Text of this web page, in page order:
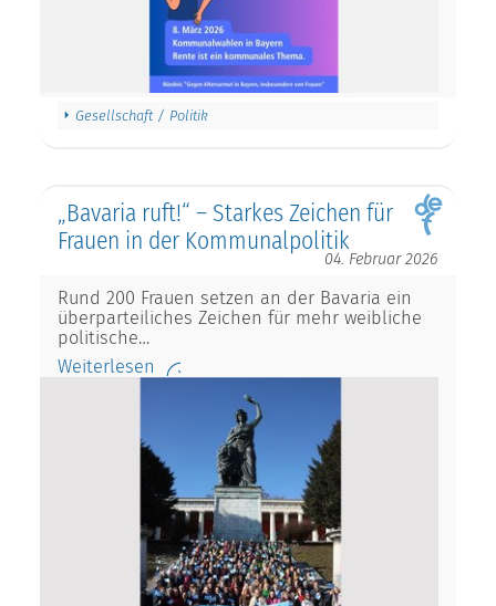
Gesellschaft / Politik
„Bavaria ruft!“ – Starkes Zeichen für
Frauen in der Kommunalpolitik
04. Februar 2026
Rund 200 Frauen setzen an der Bavaria ein
überparteiliches Zeichen für mehr weibliche
politische…
Weiterlesen